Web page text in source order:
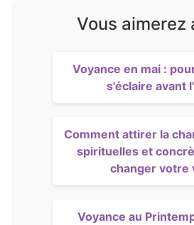
Vous aimerez
Voyance en mai :
s'éclaire avant
Comment attirer la
spirituelles et
changer votre
Voyance au